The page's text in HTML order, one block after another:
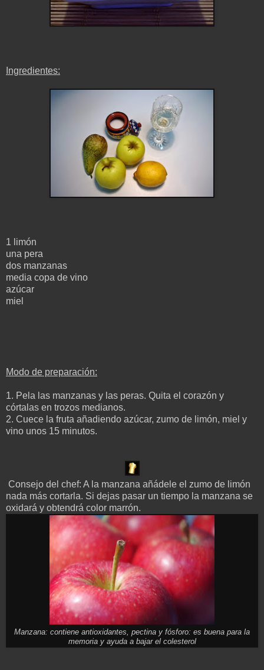
Ingredientes:
1 limón
una pera
dos manzanas
media copa de vino
azúcar
miel
Modo de preparación:
1. Pela las manzanas y las peras. Quita el corazón y
córtalas en trozos medianos.
2. Cuece la fruta añadiendo azúcar, zumo de limón, miel y
vino unos 15 minutos.
Consejo del chef: A la manzana añádele el zumo de limón
nada más cortarla. Si dejas pasar un tiempo la manzana se
oxidará y obtendrá color marrón.
Manzana: contiene antioxidantes, pectina y fósforo: es buena para la
memoria y ayuda a bajar el colesterol